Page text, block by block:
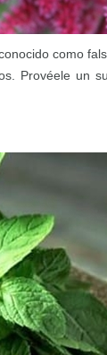
como
Provéele un